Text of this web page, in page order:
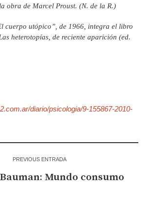
obra de Marcel Proust. (N. de la R.)
cuerpo utópico”, de 1966, integra el libro
heterotopías, de reciente aparición (ed.
diario/psicologia/9-155867-2010-
PREVIOUS ENTRADA
Mundo consumo